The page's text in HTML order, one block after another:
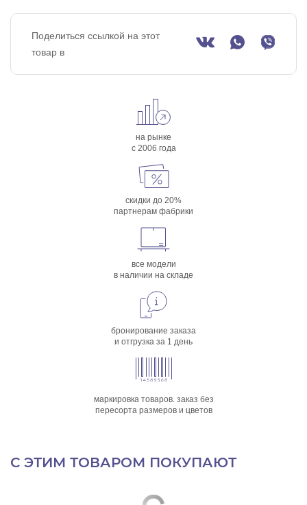
Поделиться ссылкой на этот
товар в
на рынке
с 2006 года
скидки до 20%
партнерам фабрики
все модели
в наличии на складе
бронирование заказа
и отгрузка за 1 день
маркировка товаров. заказ без
пересорта размеров и цветов
С ЭТИМ ТОВАРОМ ПОКУПАЮТ